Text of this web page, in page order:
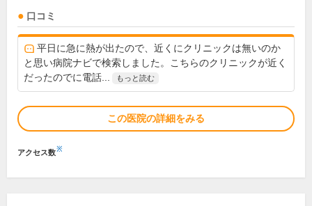
口コミ
平日に急に熱が出たので、近くにクリニックは無いのか
と思い病院ナビで検索しました。こちらのクリニックが近く
だったのでに電話...
もっと読む
この医院の詳細をみる
アクセス数※